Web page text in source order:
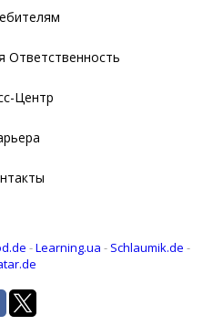
Ответственность
Центр
-Learning.ua - Schlaumik.de -